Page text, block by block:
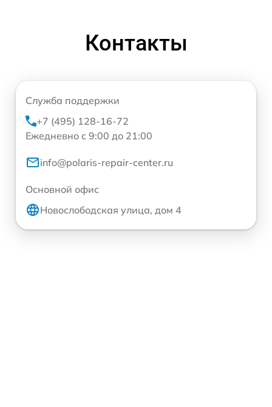
Контакты
Служба поддержки
+7 (495) 128-16-72
Ежедневно с 9:00 до 21:00
info@polaris-repair-center.ru
Основной офис
Новослободская улица, дом 4